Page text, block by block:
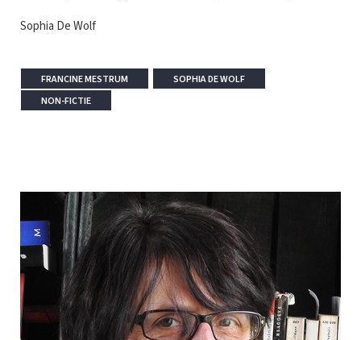
Sophia De Wolf
FRANCINE MESTRUM
SOPHIA DE WOLF
NON-FICTIE